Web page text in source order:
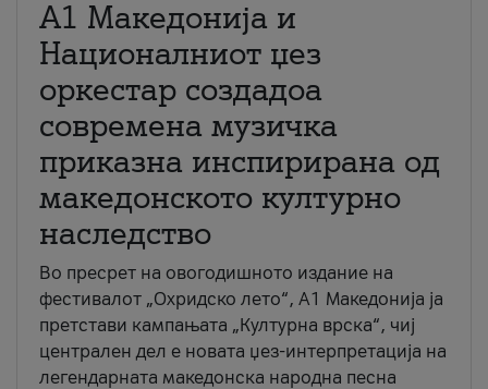
А1 Македонија и
Националниот џез
оркестар создадоа
современа музичка
приказна инспирирана од
македонското културно
наследство
Во пресрет на овогодишното издание на
фестивалот „Охридско лето“, А1 Македонија ја
претстави кампањата „Културна врска“, чиј
централен дел е новата џез-интерпретација на
легендарната македонска народна песна